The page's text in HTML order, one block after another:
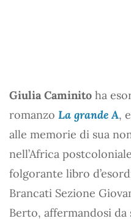
Giulia Caminito ha
romanzo La grande A,
alle memorie di sua
nell’Africa
folgorante libro
Brancati Sezione
Berto, affermandosi